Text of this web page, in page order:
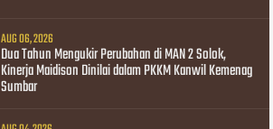
AUG 06, 2026
Dua Tahun Mengukir Perubahan di MAN 2 Solok,
Kinerja Maidison Dinilai dalam PKKM Kanwil Kemenag
Sumbar